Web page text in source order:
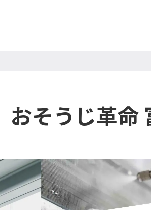
おそうじ革命